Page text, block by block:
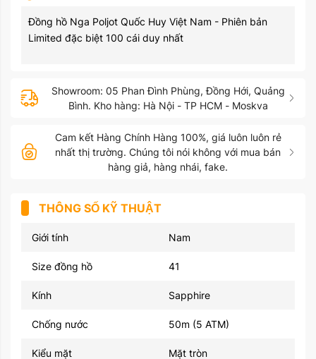
Đồng hồ Nga Poljot Quốc Huy Việt Nam - Phiên bản
Limited đặc biệt 100 cái duy nhất
Showroom: 05 Phan Đình Phùng, Đồng Hới, Quảng
Bình. Kho hàng: Hà Nội - TP HCM - Moskva
Cam kết Hàng Chính Hàng 100%, giá luôn luôn rẻ
nhất thị trường. Chúng tôi nói không với mua bán
hàng giả, hàng nhái, fake.
THÔNG SỐ KỸ THUẬT
Giới tính Nam
Size đồng hồ 41
Kính Sapphire
Chống nước 50m (5 ATM)
Kiểu mặt Mặt tròn